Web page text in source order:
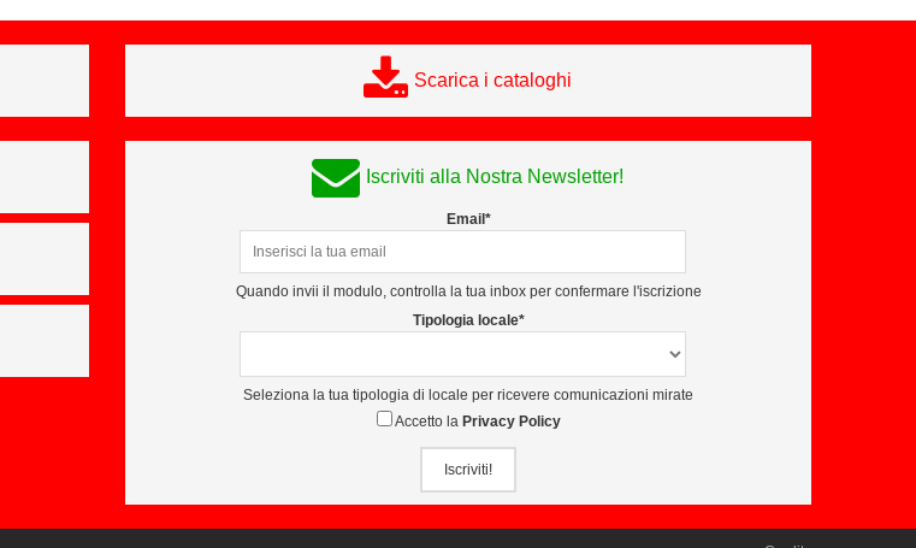
Scarica i cataloghi
Iscriviti alla Nostra Newsletter!
Email*
Quando invii il modulo, controlla la tua inbox per confermare l'iscrizione
Tipologia locale*
Seleziona la tua tipologia di locale per ricevere comunicazioni mirate
Accetto la Privacy Policy
Iscriviti!